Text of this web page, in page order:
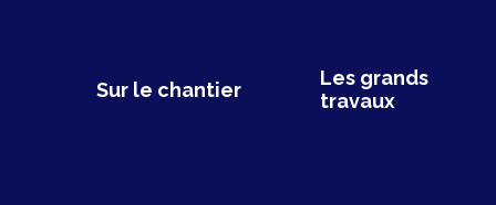
Sur le chantier
Les grands
travaux